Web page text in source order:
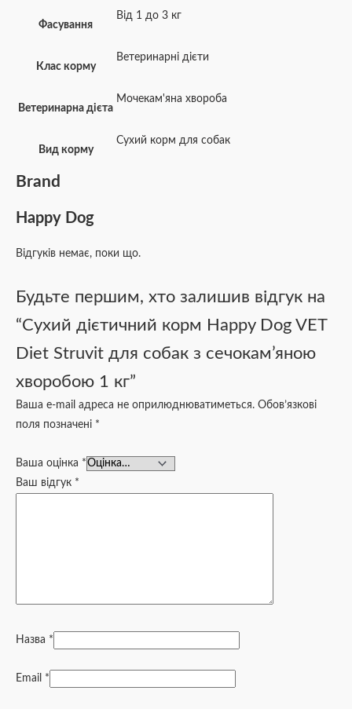
Фасування
Від 1 до 3 кг
Клас корму
Ветеринарні дієти
Ветеринарна дієта
Мочекам'яна хвороба
Вид корму
Сухий корм для собак
Brand
Happy Dog
Відгуків немає, поки що.
Будьте першим, хто залишив відгук на
“Сухий дієтичний корм Happy Dog VET
Diet Struvit для собак з сечокам’яною
хворобою 1 кг”
Ваша e-mail адреса не оприлюднюватиметься. Обов’язкові
поля позначені *
Ваша оцінка *
Ваш відгук *
Назва *
Email *